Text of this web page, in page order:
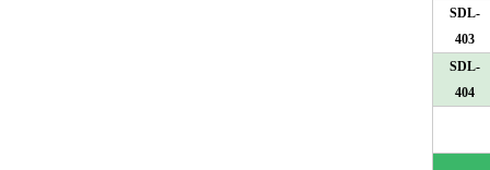
SDL-
403
SDL-
404